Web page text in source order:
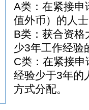
A类：在紧接申
值外币）的人
B类：获合资格
少3年工作经验
C类：在紧接
经验少于3年的
方式分配。